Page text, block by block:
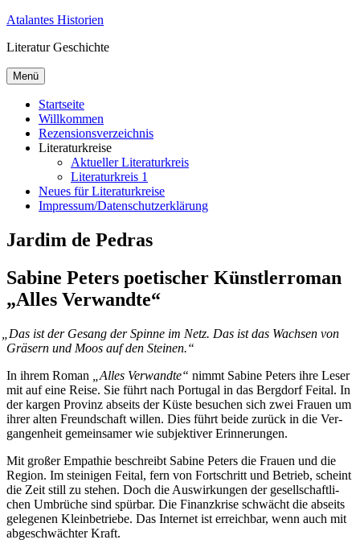
Zum
springen
Atalantes Historien
Literatur Geschichte
Menü
Startseite
Willkommen
Rezensionsverzeichnis
Literaturkreise
Aktueller Literaturkreis
Literaturkreis 1
Neues für Literaturkreise
Impressum/Datenschutzerklärung
Jardim de Pedras
Sabine Peters poetischer Künstlerroman
„Alles Verwandte“
Das ist der Ge­sang der Spin­ne im Netz. Das ist das Wach­sen von
Grä­sern und Moos auf den Steinen.“
In ih­rem Ro­man
„Al­les Ver­wand­te“ nimmt Sa­bi­ne Pe­ters ih­re Le­ser
mit auf ei­ne Rei­se. Sie führt nach Por­tu­gal in das Berg­dorf Fei­tal. In
der kar­gen Pro­vinz ab­seits der Küs­te be­su­chen sich zwei Frau­en um
ih­rer al­ten Freund­schaft wil­len. Dies führt bei­de zu­rück in die Ver­
gan­gen­heit ge­mein­sa­mer wie sub­jek­ti­ver Erinnerungen.
Mit gro­ßer Em­pa­thie be­schreibt Sa­bi­ne Pe­ters die Frau­en und die
Re­gi­on. Im stei­ni­gen Fei­tal, fern von Fort­schritt und Be­trieb, scheint
die Zeit still zu ste­hen. Doch die Aus­wir­kun­gen der ge­sell­schaft­li­
chen Um­brü­che sind spür­bar. Die Fi­nanz­kri­se schwächt die ab­seits
ge­le­ge­nen Klein­be­trie­be. Das In­ter­net ist er­reich­bar, wenn auch mit
ab­ge­schwäch­ter Kraft.